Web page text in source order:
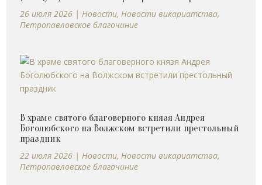
26 июля 2026 |Новости,Новости викариатства,
Петропавловское благочиние
В храме святого благоверного князя Андрея
Боголюбского на Волжском встретили престольный
праздник
22 июля 2026 |Новости,Новости викариатства,
Петропавловское благочиние